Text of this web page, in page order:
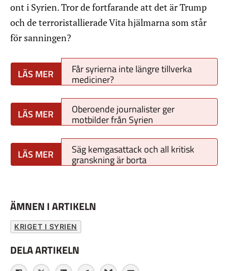
ont i Syrien. Tror de fortfarande att det är Trump
och de terroristallierade Vita hjälmarna som står
för sanningen?
Får syrierna inte längre tillverka
mediciner?
Oberoende journalister ger
motbilder från Syrien
Säg kemgasattack och all kritisk
granskning är borta
ÄMNEN I ARTIKELN
KRIGET I SYRIEN
DELA ARTIKELN